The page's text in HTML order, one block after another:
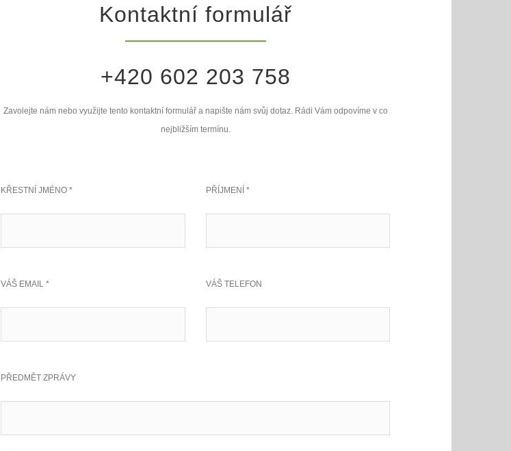
Kontaktní formulář
+420 602 203 758
Zavolejte nám nebo využijte tento kontaktní formulář a napište nám svůj dotaz. Rádi Vám odpovíme v co
nejbližším termínu.
KŘESTNÍ JMÉNO * PŘÍJMENÍ *
VÁŠ EMAIL * VÁŠ TELEFON
PŘEDMĚT ZPRÁVY